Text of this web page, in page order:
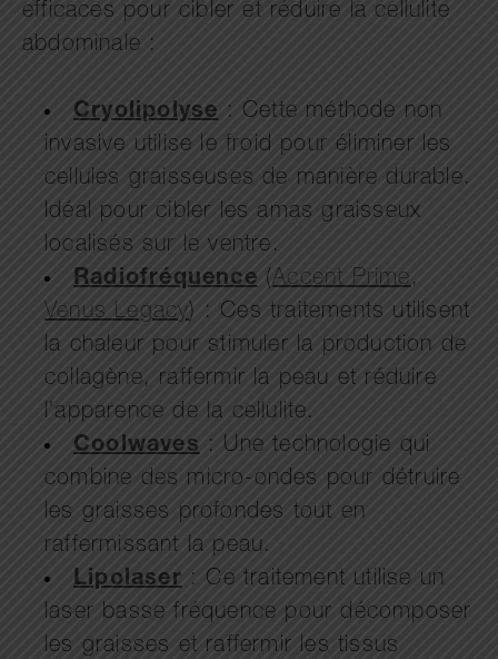
efficaces pour cibler et réduire la cellulite
abdominale :
Cryolipolyse: Cette méthode non
invasive utilise le froid pour éliminer les
cellules graisseuses de manière durable.
Idéal pour cibler les amas graisseux
localisés sur le ventre.
Radiofréquence(Accent Prime,
Venus Legacy) : Ces traitements utilisent
la chaleur pour stimuler la production de
collagène, raffermir la peau et réduire
l’apparence de la cellulite.
Coolwaves: Une technologie qui
combine des micro-ondes pour détruire
les graisses profondes tout en
raffermissant la peau.
Lipolaser : Ce traitement utilise un
laser basse fréquence pour décomposer
les graisses et raffermir les tissus